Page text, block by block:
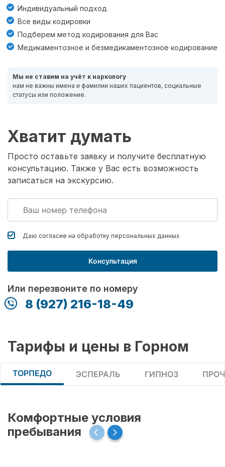
Индивидуальный подход
Все виды кодировки
Подберем метод кодирования для Вас
Медикаментозное и безмедикаментозное кодирование
Мы не ставим на учёт к наркологу
нам не важны имена и фамилии наших пациентов, социальные
статусы или положение.
Хватит думать
Просто оставьте заявку и получите бесплатную
консультацию. Также у Вас есть возможность
записаться на экскурсию.
Даю согласие на обработку персональных данных
Консультация
Или перезвоните по номеру
8 (927) 216-18-49
Тарифы и цены в Горном
ТОРПЕДО ЭСПЕРАЛЬ ГИПНОЗ
Комфортные условия
пребывания